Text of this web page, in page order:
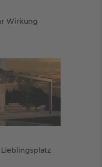
Wirkung